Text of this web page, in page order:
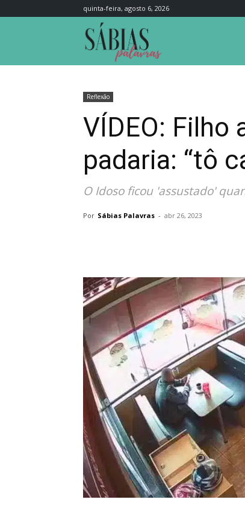
quinta-feira, agosto 6, 2026
Reflexão
VÍDEO: Filho
padaria: “tô
O Idoso ficou 'assustado'
Por Sábias Palavras - abr 26, 2023